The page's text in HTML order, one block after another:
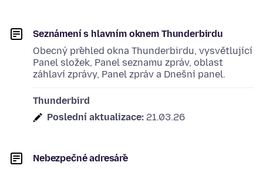
Seznámení s hlavním oknem Thunderbirdu
Obecný přehled okna Thunderbirdu, vysvětlující
Panel složek, Panel seznamu zpráv, oblast
záhlaví zprávy, Panel zpráv a Dnešní panel.
Thunderbird
Poslední aktualizace: 21.03.26
Nebezpečné adresáře